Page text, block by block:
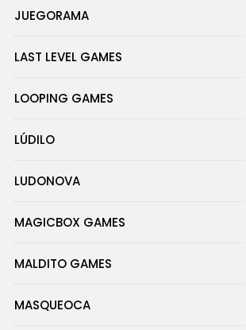
JUEGORAMA
LAST LEVEL GAMES
LOOPING GAMES
LÚDILO
LUDONOVA
MAGICBOX GAMES
MALDITO GAMES
MASQUEOCA